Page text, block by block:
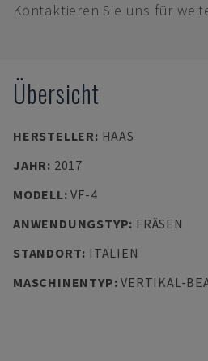
Kontaktieren Sie uns für
Übersicht
HERSTELLER: HAAS
JAHR: 2017
MODELL:VF-4
ANWENDUNGSTYP: FRÄSEN
STANDORT: ITALIEN
MASCHINENTYP:VERTIKAL-